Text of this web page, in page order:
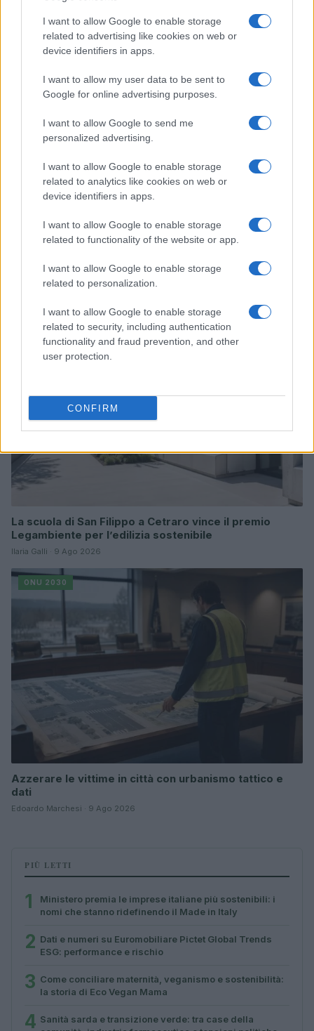
I want to allow Google to enable storage
related to advertising like cookies on web or
device identifiers in apps.
I want to allow my user data to be sent to
Google for online advertising purposes.
I want to allow Google to send me
personalized advertising.
I want to allow Google to enable storage
related to analytics like cookies on web or
device identifiers in apps.
I want to allow Google to enable storage
related to functionality of the website or app.
I want to allow Google to enable storage
related to personalization.
I want to allow Google to enable storage
related to security, including authentication
functionality and fraud prevention, and other
user protection.
CONFIRM
Continua a leggere
Sicurezza e sostenibilità: i cantieri che stanno
trasformando le strade italiane
EVENTI E AGENDA
La scuola di San Filippo a Cetraro vince il premio
Legambiente per l’edilizia sostenibile
Ilaria Galli · 9 Ago 2026
ONU 2030
Azzerare le vittime in città con urbanismo tattico e
dati
Edoardo Marchesi · 9 Ago 2026
PIÙ LETTI
1
Ministero premia le imprese italiane più sostenibili: i
nomi che stanno ridefinendo il Made in Italy
2 Dati e numeri su Euromobiliare Pictet Global Trends
ESG: performance e rischio
3 Come conciliare maternità, veganismo e sostenibilità:
la storia di Eco Vegan Mama
4 Sanità sarda e transizione verde: tra case della